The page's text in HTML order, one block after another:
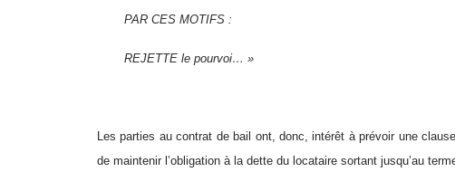
PAR CES MOTIFS :
REJETTE le pourvoi… »
Les parties au contrat de bail ont, donc, intérêt à prévoir une
de maintenir l’obligation à la dette du locataire sortant jusqu’au